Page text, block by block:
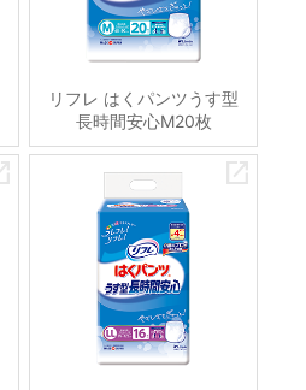
リフレ はくパンツうす型
長時間安心M20枚